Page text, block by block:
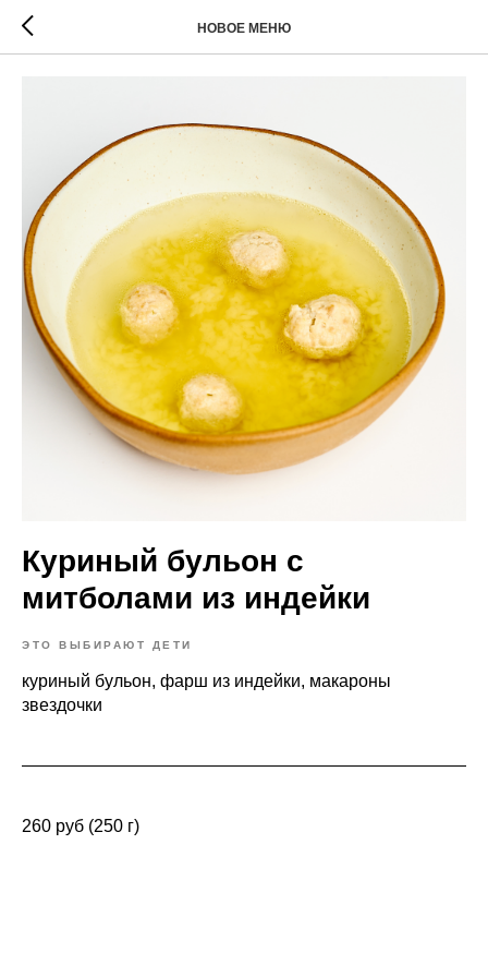
НОВОЕ МЕНЮ
Куриный бульон с
митболами из индейки
ЭТО ВЫБИРАЮТ ДЕТИ
куриный бульон, фарш из индейки, макароны
звездочки
260 руб (250 г)